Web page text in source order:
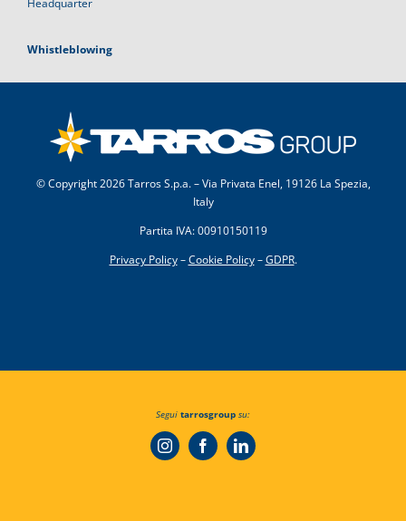
Headquarter
Whistleblowing
© Copyright2026 Tarros S.p.a. – Via Privata Enel, 19126 La Spezia,
Italy
Partita IVA: 00910150119
Privacy Policy–Cookie Policy–GDPR.
Segui tarrosgroup su: